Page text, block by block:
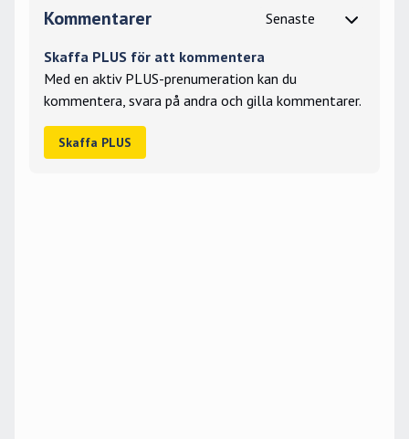
Kommentarer
Skaffa PLUS för att kommentera
Med en aktiv PLUS-prenumeration kan du
kommentera, svara på andra och gilla kommentarer.
Skaffa PLUS